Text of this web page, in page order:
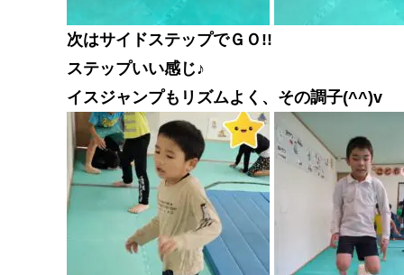
次はサイドステップでＧＯ!!
ステップいい感じ♪
イスジャンプもリズムよく、その調子(^^)v